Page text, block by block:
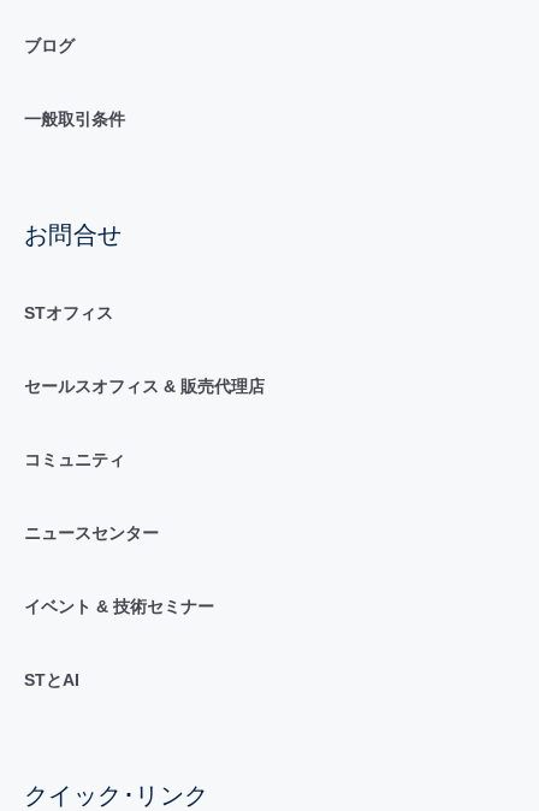
ブログ
一般取引条件
お問合せ
STオフィス
セールスオフィス & 販売代理店
コミュニティ
ニュースセンター
イベント & 技術セミナー
STとAI
クイック･リンク